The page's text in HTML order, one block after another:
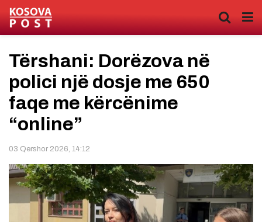
Tërshani: Dorëzova në
polici një dosje me 650
faqe me kërcënime
“online”
03 Qershor 2026, 14:12